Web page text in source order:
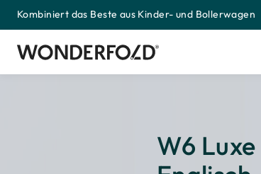
Zum
Inhalt
springen
Kombiniert das Beste aus Kinder- und Bollerwagen
W6